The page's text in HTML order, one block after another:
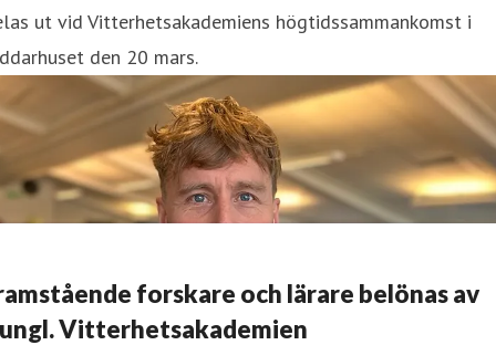
ut vid Vitterhetsakademiens högtidssammankomst i
den 20 mars.
forskare och lärare belönas av
Vitterhetsakademien